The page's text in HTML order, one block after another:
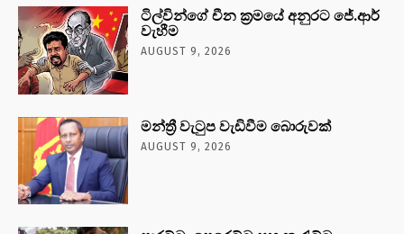
ටිල්වින්ගේ චීන ක්‍රමයේ අනුරට ජේ.ආර්
වැහීම
AUGUST 9, 2026
මන්ත්‍රී වැටුප වැඩිවීම බොරුවක්
AUGUST 9, 2026